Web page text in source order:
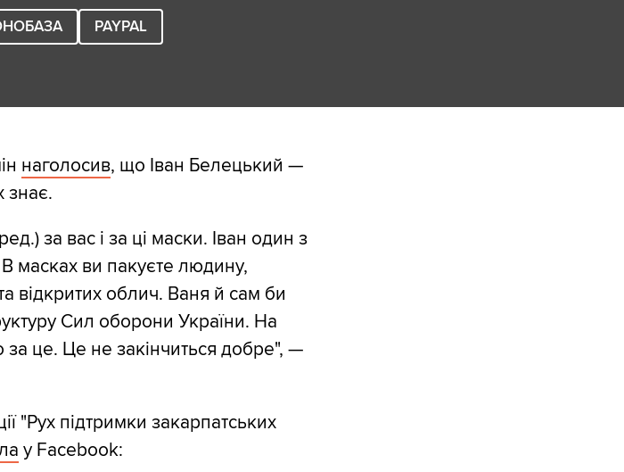
PAYPAL
наголосив, що Іван Белецький —
знає.
за вас і за ці маски. Іван один з
масках ви пакуєте людину,
відкритих облич. Ваня й сам би
Сил оборони України. На
за це. Це не закінчиться добре", —
"Рух підтримки закарпатських
у Facebook: